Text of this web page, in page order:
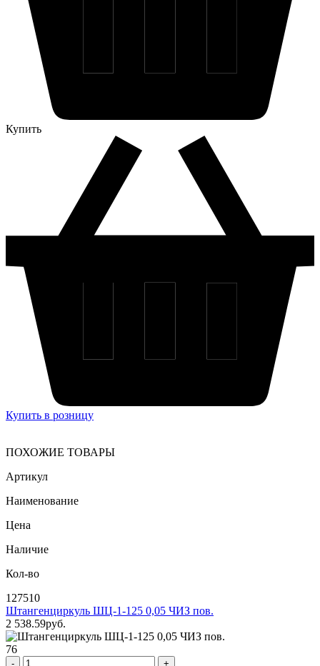
Купить
Купить в розницу
ПОХОЖИЕ ТОВАРЫ
Артикул
Наименование
Цена
Наличие
Кол-во
127510
Штангенциркуль ШЦ-1-125 0,05 ЧИЗ пов.
2 538.59pуб.
76